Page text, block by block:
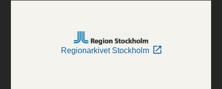
Regionarkivet Stockholm